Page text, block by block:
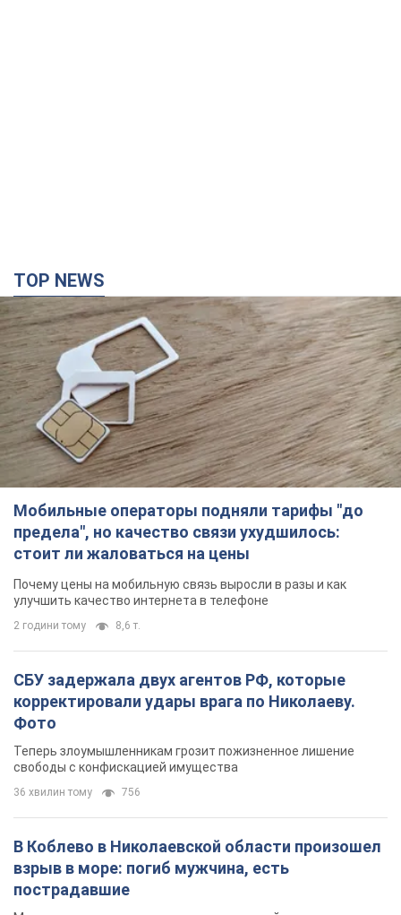
TOP NEWS
Мобильные операторы подняли тарифы "до
предела", но качество связи ухудшилось:
стоит ли жаловаться на цены
Почему цены на мобильную связь выросли в разы и как
улучшить качество интернета в телефоне
2 години тому 8,6 т.
СБУ задержала двух агентов РФ, которые
корректировали удары врага по Николаеву.
Фото
Теперь злоумышленникам грозит пожизненное лишение
свободы с конфискацией имущества
36 хвилин тому 756
В Коблево в Николаевской области произошел
взрыв в море: погиб мужчина, есть
пострадавшие